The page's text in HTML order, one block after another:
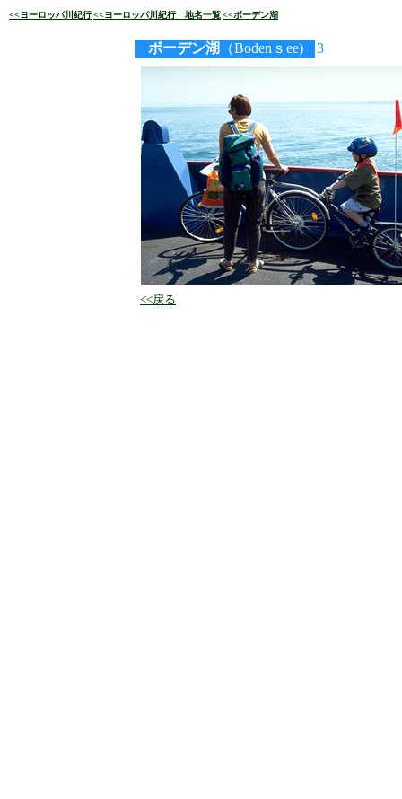
<<ヨーロッパ川紀行<<ヨーロッパ川紀行 地名一覧<<ボーデン湖
ボーデン湖 （Bodenｓee) 3
<<戻る